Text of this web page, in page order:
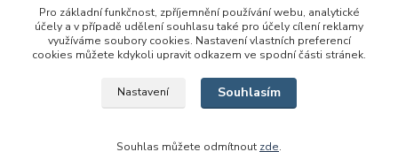
+420774917196
Fb stránka - By pavlina
Pro základní funkčnost, zpříjemnění používání webu, analytické
účely a v případě udělení souhlasu také pro účely cílení reklamy
využíváme soubory cookies. Nastavení vlastních preferencí
cookies můžete kdykoli upravit odkazem ve spodní části stránek.
Nastavení Souhlasím
Souhlas můžete odmítnout zde.